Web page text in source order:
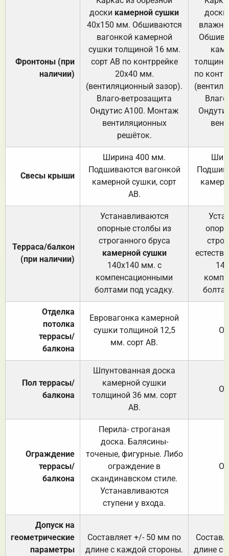
Фронтоны (при
наличии)
доски камерной сушки
40х150 мм. Обшиваются
вагонкой камерной
сушки толщиной 16 мм.
сорт АВ по контррейке
20х40 мм.
(вентиляционный зазор).
Влаго-ветрозащита
Ондутис А100. Монтаж
вентиляционных
решёток.
доски
по
Свесы крыши
Ширина 400 мм.
Подшиваются вагонкой
камерной сушки, сорт
АВ.
Терраса/балкон
(при наличии)
Устанавливаются
опорные столбы из
строганного бруса
камерной сушки
140х140 мм. с
компенсационными
болтами под усадку.
Отделка
потолка
террасы/
балкона
Евровагонка камерной
сушки толщиной 12,5
мм. сорт АВ.
Пол террасы/
балкона
Шпунтованная доска
камерной сушки
толщиной 36 мм. сорт
АВ.
Ограждение
террасы/
балкона
Перила- строганая
доска. Балясины-
точеные, фигурные. Либо
ограждение в
скандинавском стиле.
Устанавливаются
ступени у входа.
Допуск на
геометрические
параметры
Составляет +/- 50 мм по
длине с каждой стороны.
длине с